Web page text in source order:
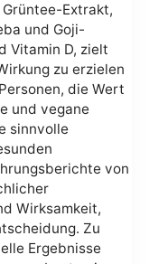
Extrakt,
und Goji-
Vitamin D, zielt
zu erzielen
die Wert
und vegane
sinnvolle
von
Wirksamkeit,
Zu
Ergebnisse